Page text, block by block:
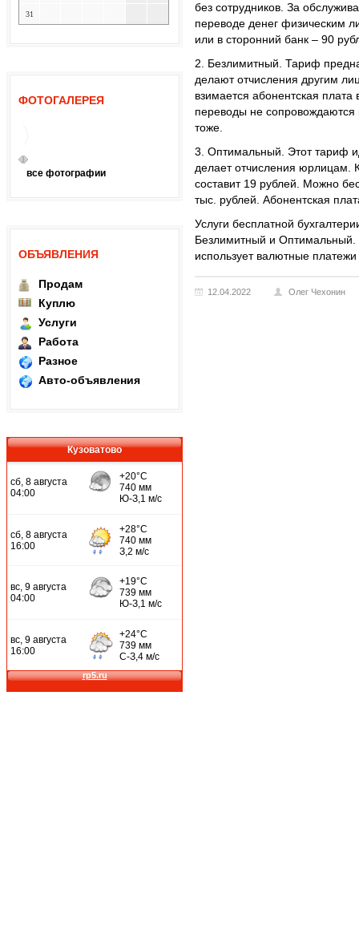
31
ФОТОГАЛЕРЕЯ
все фотографии
ОБЪЯВЛЕНИЯ
Продам
Куплю
Услуги
Работа
Разное
Авто-объявления
Кузоватово
без сотрудников. За
переводе денег физическим
или в сторонний банк – 90
2. Безлимитный. Тариф
делают отчисления другим
взимается абонентская
переводы не
тоже.
3. Оптимальный. Этот тариф
делает отчисления юрлицам.
составит 19 рублей. Можно
тыс. рублей. Абонентская
Услуги бесплатной
Безлимитный и Оптимальный.
использует валютные
12.04.2022 Олег Чехонин